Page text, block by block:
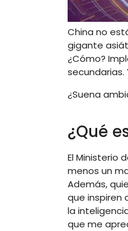
China no
gigante
¿Cómo?
¿Suena
¿Qué
El Ministerio
menos un
Además,
que inspiren
la
que me